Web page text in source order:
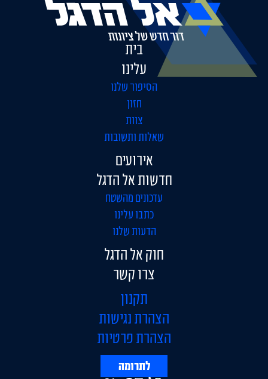
בית
עלינו
הסיפור שלנו
חזון
צוות
שאלות ותשובות
אירועים
חדשות אל הדגל
עדכונים מהשטח
כתבו עלינו
הדעות שלנו
חוק אל הדגל
צרו קשר
תקנון
הצהרת נגישות
הצהרת פרטיות
לתרומה